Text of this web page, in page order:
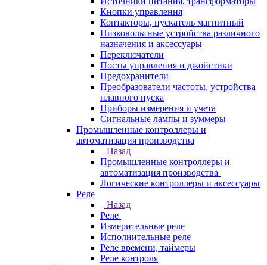
Кнопки управления
Контакторы, пускатель магнитный
Низковольтные устройства различного
назначения и аксессуары
Переключатели
Посты управления и джойстики
Предохранители
Преобразователи частоты, устройства
плавного пуска
Приборы измерения и учета
Сигнальные лампы и зуммеры
Промышленные контроллеры и
автоматизация производства
Назад
Промышленные контроллеры и
автоматизация производства
Логические контроллеры и аксессуары
Реле
Назад
Реле
Измерительные реле
Исполнительные реле
Реле времени, таймеры
Реле контроля